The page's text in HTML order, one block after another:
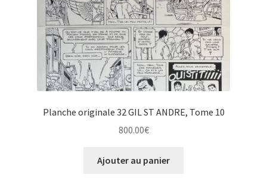
Planche originale 32 GIL ST ANDRE, Tome 10
800.00€
Ajouter au panier